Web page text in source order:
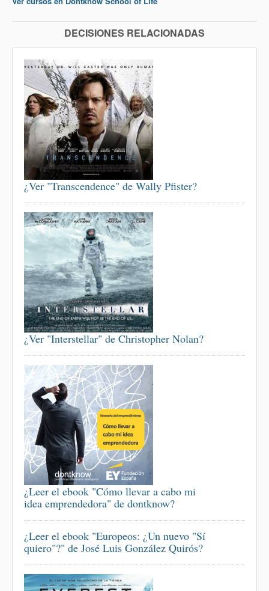
DECISIONES RELACIONADAS
¿Ver "Transcendence" de Wally Pfister?
¿Ver "Interstellar" de Christopher Nolan?
¿Leer el ebook "Cómo llevar a cabo mi
idea emprendedora" de dontknow?
¿Leer el ebook "Europeos: ¿Un nuevo "Sí
quiero"?" de José Luis González Quirós?